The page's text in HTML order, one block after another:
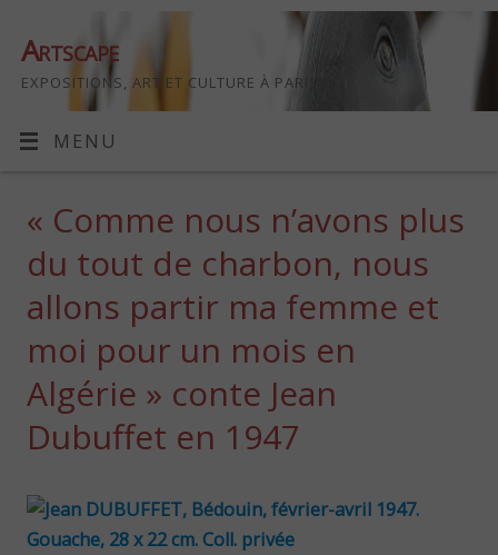
Artscape
EXPOSITIONS, ART ET CULTURE À PARIS
MENU
« Comme nous n’avons plus
du tout de charbon, nous
allons partir ma femme et
moi pour un mois en
Algérie » conte Jean
Dubuffet en 1947